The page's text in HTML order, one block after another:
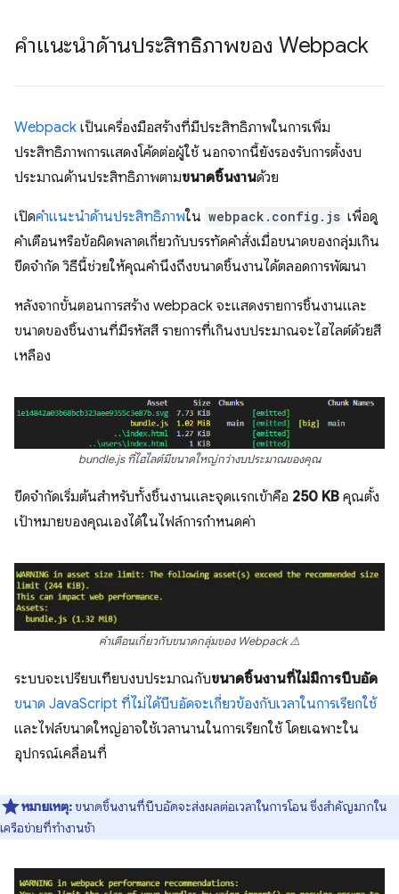
คำแนะนำด้านประสิทธิภาพของ Webpack
Webpack เป็นเครื่องมือสร้างที่มีประสิทธิภาพในการเพิ่ม
ประสิทธิภาพการแสดงโค้ดต่อผู้ใช้ นอกจากนี้ยังรองรับการตั้งงบ
ประมาณด้านประสิทธิภาพตามขนาดชิ้นงานด้วย
เปิดคำแนะนำด้านประสิทธิภาพใน webpack.config.js เพื่อดู
คำเตือนหรือข้อผิดพลาดเกี่ยวกับบรรทัดคำสั่งเมื่อขนาดของกลุ่มเกิน
ขีดจำกัด วิธีนี้ช่วยให้คุณคำนึงถึงขนาดชิ้นงานได้ตลอดการพัฒนา
หลังจากขั้นตอนการสร้าง webpack จะแสดงรายการชิ้นงานและ
ขนาดของชิ้นงานที่มีรหัสสี รายการที่เกินงบประมาณจะไฮไลต์ด้วยสี
เหลือง
bundle.js ที่ไฮไลต์มีขนาดใหญ่กว่างบประมาณของคุณ
ขีดจํากัดเริ่มต้นสําหรับทั้งชิ้นงานและจุดแรกเข้าคือ 250 KB คุณตั้ง
เป้าหมายของคุณเองได้ในไฟล์การกําหนดค่า
คำเตือนเกี่ยวกับขนาดกลุ่มของ Webpack ⚠️
ระบบจะเปรียบเทียบงบประมาณกับขนาดชิ้นงานที่ไม่มีการบีบอัด
ขนาด JavaScript ที่ไม่ได้บีบอัดจะเกี่ยวข้องกับเวลาในการเรียกใช้
และไฟล์ขนาดใหญ่อาจใช้เวลานานในการเรียกใช้ โดยเฉพาะใน
อุปกรณ์เคลื่อนที่
หมายเหตุ: ขนาดชิ้นงานที่บีบอัดจะส่งผลต่อเวลาในการโอน ซึ่งสำคัญมากใน
เครือข่ายที่ทำงานช้า